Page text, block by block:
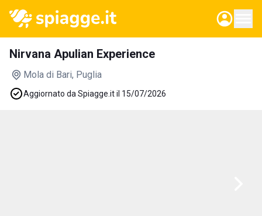
Nirvana Apulian Experience
Mola di Bari, Puglia
Aggiornato da Spiagge.it il 15/07/2026